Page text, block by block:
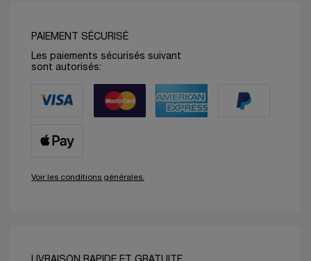
PAIEMENT SÉCURISÉ
Les paiements sécurisés suivant
sont autorisés:
Voir les conditions générales.